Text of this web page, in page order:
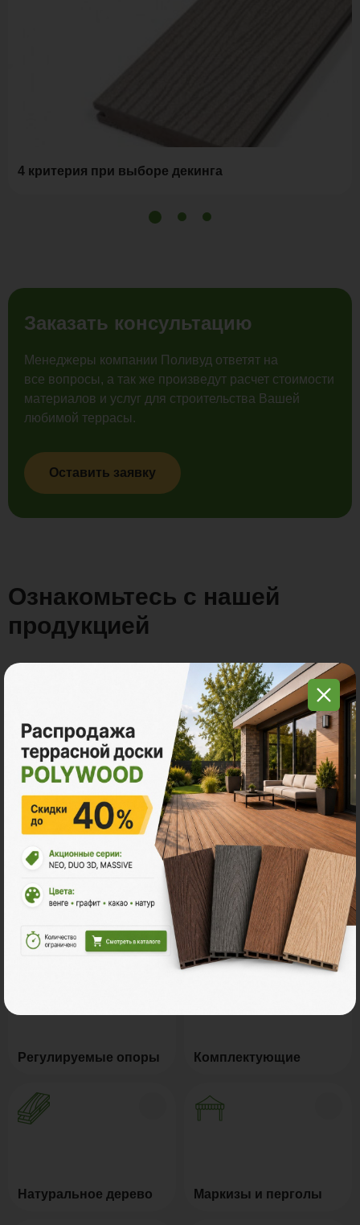
4 критерия при выборе декинга
Заказать консультацию
Менеджеры компании Поливуд ответят на
все вопросы, а так же произведут расчет стоимости
материалов и услуг для строительства Вашей
любимой террасы.
Оставить заявку
Ознакомьтесь с нашей
продукцией
Террасная доска ДПК Ступени из ДПК
Сайдинг ДПК
Регулируемые опоры Комплектующие
Натуральное дерево Маркизы и перголы